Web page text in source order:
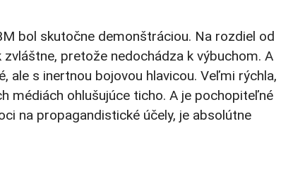
bol skutočne demonštráciou. Na rozdiel od
pretože nedochádza k výbuchom. A
s inertnou bojovou hlavicou. Veľmi rýchla,
médiách ohlušujúce ticho. A je pochopiteľné
na propagandistické účely, je absolútne